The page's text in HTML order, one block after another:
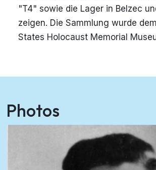
"T4" sowie die Lager in Belzec
zeigen. Die Sammlung wurde
States Holocaust Memorial
Photos